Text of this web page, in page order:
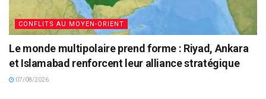
CONFLITS AU MOYEN-ORIENT
Le monde multipolaire prend forme : Riyad, Ankara
et Islamabad renforcent leur alliance stratégique
07/08/2026